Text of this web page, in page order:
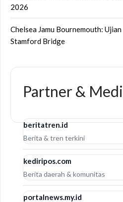
2026
Chelsea Jamu Bournemouth:
Stamford Bridge
Partner &
beritatren.id
Berita & tren terkini
kediripos.com
Berita daerah & komunitas
portalnews.my.id